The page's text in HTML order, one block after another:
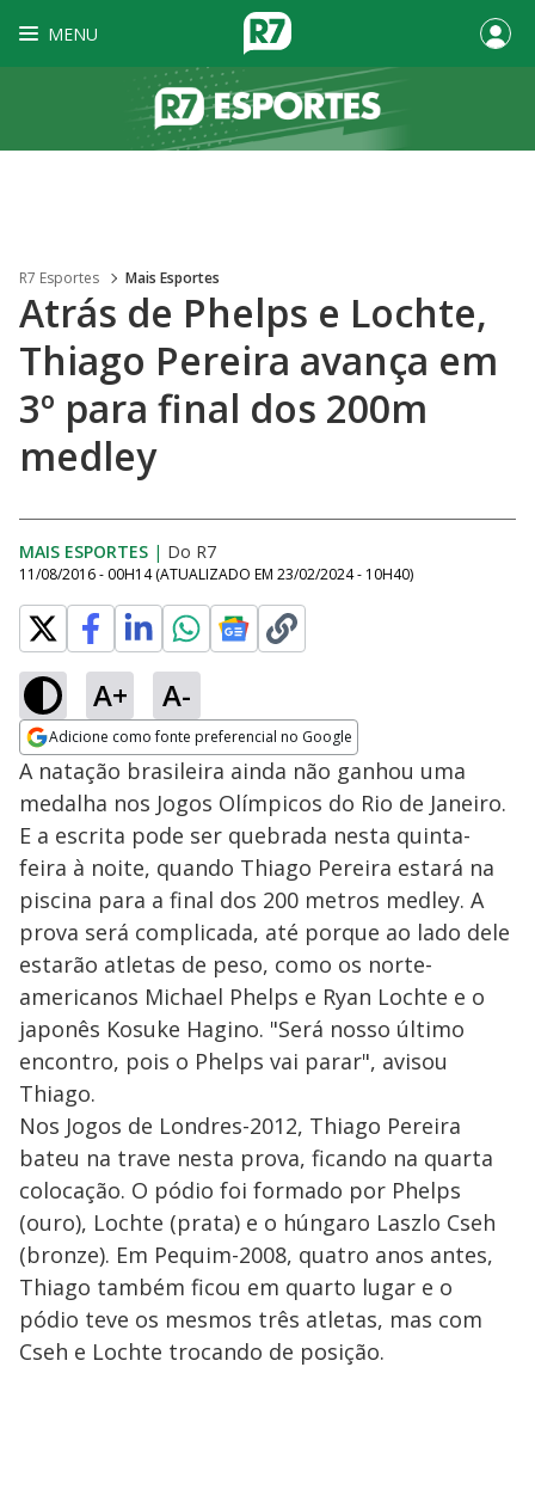
MENU
R7 Esportes Mais Esportes
Atrás de Phelps e Lochte,
Thiago Pereira avança em
3º para final dos 200m
medley
MAIS ESPORTES | Do R7
11/08/2016 - 00H14 (ATUALIZADO EM 23/02/2024 - 10H40)
A+ A-
Adicione como fonte preferencial no Google
Opens in new window
A natação brasileira ainda não ganhou uma
medalha nos Jogos Olímpicos do Rio de Janeiro.
E a escrita pode ser quebrada nesta quinta-
feira à noite, quando Thiago Pereira estará na
piscina para a final dos 200 metros medley. A
prova será complicada, até porque ao lado dele
estarão atletas de peso, como os norte-
americanos Michael Phelps e Ryan Lochte e o
japonês Kosuke Hagino. "Será nosso último
encontro, pois o Phelps vai parar", avisou
Thiago.
Nos Jogos de Londres-2012, Thiago Pereira
bateu na trave nesta prova, ficando na quarta
colocação. O pódio foi formado por Phelps
(ouro), Lochte (prata) e o húngaro Laszlo Cseh
(bronze). Em Pequim-2008, quatro anos antes,
Thiago também ficou em quarto lugar e o
pódio teve os mesmos três atletas, mas com
Cseh e Lochte trocando de posição.